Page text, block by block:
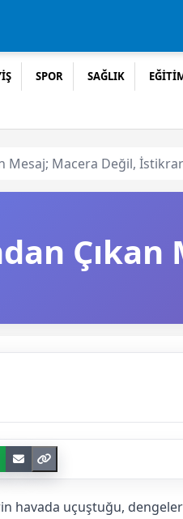
SPOR SAĞLIK
Mesaj; Macera Değil,
havada uçuştuğu,